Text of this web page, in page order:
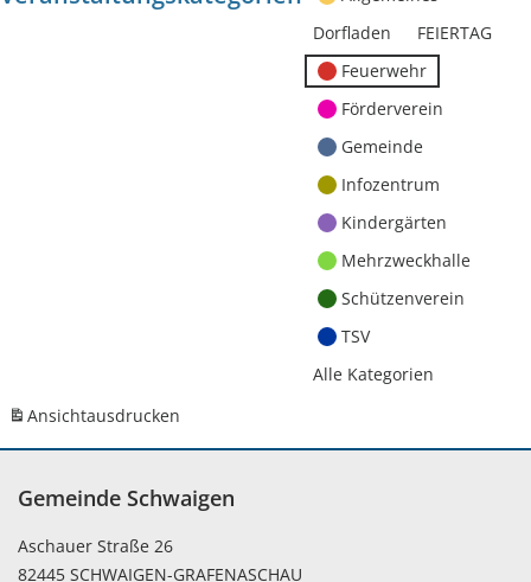
Dorfladen
FEIERTAG
Feuerwehr
Förderverein
Gemeinde
Infozentrum
Kindergärten
Mehrzweckhalle
Schützenverein
TSV
Alle Kategorien
Ansichtausdrucken
Gemeinde Schwaigen
Aschauer Straße 26
82445 SCHWAIGEN-GRAFENASCHAU